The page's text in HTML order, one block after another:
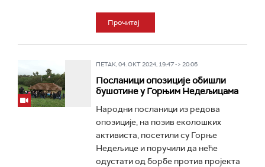
Прочитај
ПЕТАК, 04. ОКТ 2024, 19:47 -> 20:06
Посланици опозиције обишли
бушотине у Горњим Недељицама
Народни посланици из редова
опозиције, на позив еколошких
активиста, посетили су Горње
Недељице и поручили да неће
одустати од борбе против пројекта